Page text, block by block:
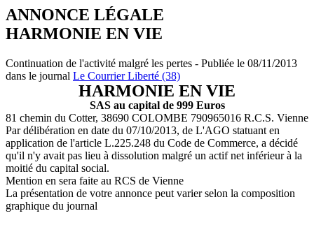
ANNONCE LÉGALE
HARMONIE EN VIE
Continuation de l'activité malgré les pertes - Publiée le 08/11/2013
dans le journal Le Courrier Liberté (38)
HARMONIE EN VIE
SAS au capital de 999 Euros
81 chemin du Cotter, 38690 COLOMBE 790965016 R.C.S. Vienne
Par délibération en date du 07/10/2013, de L'AGO statuant en
application de l'article L.225.248 du Code de Commerce, a décidé
qu'il n'y avait pas lieu à dissolution malgré un actif net inférieur à la
moitié du capital social.
Mention en sera faite au RCS de Vienne
La présentation de votre annonce peut varier selon la composition
graphique du journal